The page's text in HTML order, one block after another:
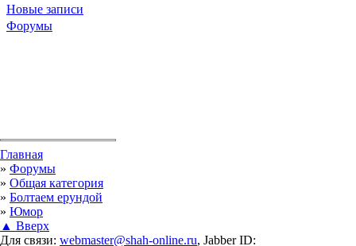
Новые записи
Форумы
Вы здесь
Главная
» Форумы
» Общая категория
» Болтаем ерундой
» Юмор
▲ Вверх
Для связи: webmaster@shah-online.ru, Jabber ID: